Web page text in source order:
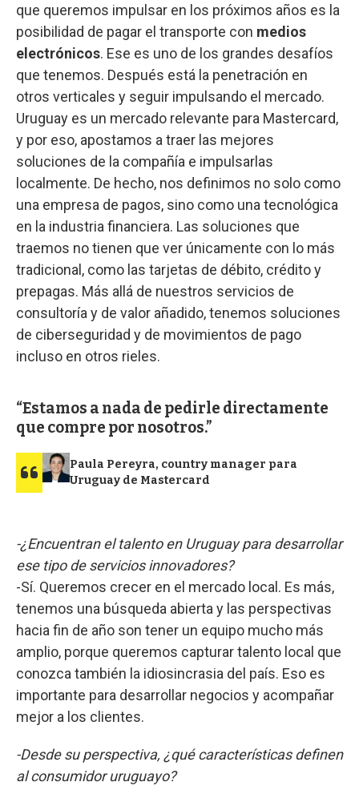
que queremos impulsar en los próximos años es la
posibilidad de pagar el transporte con medios
electrónicos. Ese es uno de los grandes desafíos
que tenemos. Después está la penetración en
otros verticales y seguir impulsando el mercado.
Uruguay es un mercado relevante para Mastercard,
y por eso, apostamos a traer las mejores
soluciones de la compañía e impulsarlas
localmente. De hecho, nos definimos no solo como
una empresa de pagos, sino como una tecnológica
en la industria financiera. Las soluciones que
traemos no tienen que ver únicamente con lo más
tradicional, como las tarjetas de débito, crédito y
prepagas. Más allá de nuestros servicios de
consultoría y de valor añadido, tenemos soluciones
de ciberseguridad y de movimientos de pago
incluso en otros rieles.
Estamos a nada de pedirle directamente
que compre por nosotros.
Paula Pereyra, country manager para
Uruguay de Mastercard
-¿Encuentran el talento en Uruguay para desarrollar
ese tipo de servicios innovadores?
-Sí. Queremos crecer en el mercado local. Es más,
tenemos una búsqueda abierta y las perspectivas
hacia fin de año son tener un equipo mucho más
amplio, porque queremos capturar talento local que
conozca también la idiosincrasia del país. Eso es
importante para desarrollar negocios y acompañar
mejor a los clientes.
-Desde su perspectiva, ¿qué características definen
al consumidor uruguayo?